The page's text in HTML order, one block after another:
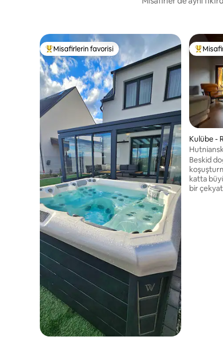
Misafirlerin favorilerinden en beğenilenler arasında
Misafirlerin favorisi
Kulübe -
Beskid
katta
bir çekyat